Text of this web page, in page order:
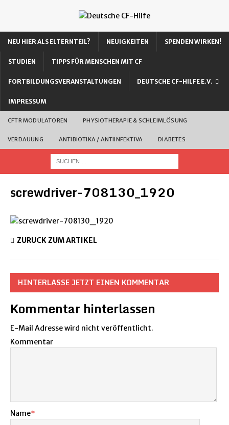
NEU HIER ALS ELTERNTEIL? NEUIGKEITEN SPENDEN WIRKEN!
STUDIEN TIPPS FÜR MENSCHEN MIT CF
FORTBILDUNGSVERANSTALTUNGEN DEUTSCHE CF-HILFE E.V.
IMPRESSUM
CFTR MODULATOREN PHYSIOTHERAPIE & SCHLEIMLÖSUNG
VERDAUUNG ANTIBIOTIKA / ANTIINFEKTIVA DIABETES
screwdriver-708130_1920
ZURÜCK ZUM ARTIKEL
HINTERLASSE JETZT EINEN KOMMENTAR
Kommentar hinterlassen
E-Mail Adresse wird nicht veröffentlicht.
Kommentar
Name*